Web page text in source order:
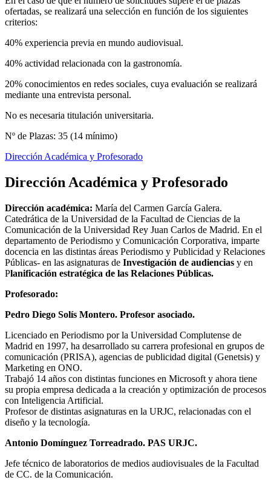
ofertadas, se realizará una selección en función de los siguientes
criterios:
40% experiencia previa en mundo audiovisual.
40% actividad relacionada con la gastronomía.
20% conocimientos en redes sociales, cuya evaluación se realizará
mediante una entrevista personal.
No es necesaria titulación universitaria.
Nº de Plazas: 35 (14 mínimo)
Dirección Académica y Profesorado
Dirección Académica y Profesorado
Dirección académica: María del Carmen García Galera.
Catedrática de la Universidad de la Facultad de Ciencias de la
Comunicación de la Universidad Rey Juan Carlos de Madrid. En el
departamento de Periodismo y Comunicación Corporativa, imparte
docencia en las distintas áreas Periodismo y Publicidad y Relaciones
Públicas- en las asignaturas de Investigación de audiencias y en
Planificación estratégica de las Relaciones Públicas.
Profesorado:
Pedro Diego Solís Montero. Profesor asociado.
Licenciado en Periodismo por la Universidad Complutense de
Madrid en 1997, ha desarrollado su carrera profesional en grupos de
comunicación (PRISA), agencias de publicidad digital (Genetsis) y
Marketing en ONO.
Trabajó 14 años con distintas funciones en Microsoft y ahora tiene
su propia empresa dedicada a la creación y optimización de procesos
con Inteligencia Artificial.
Profesor de distintas asignaturas en la URJC, relacionadas con el
diseño y la tecnología.
Antonio Domínguez Torreadrado. PAS URJC.
Jefe técnico de laboratorios de medios audiovisuales de la Facultad
de CC. de la Comunicación.